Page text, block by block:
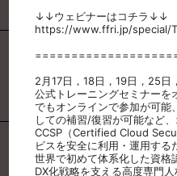
↓↓ウェビナーはコチラ↓↓
https://www.ffri.jp/special/
2月17日，18日，19日，25
公式トレーニングセミナーを
でもオンラインで参加が可能
しての補習/復習が可能など
CCSP（Certified Cloud
ビスを安全に利用・運用す
世界で初めて体系化した資格
DX化戦略を支える高度専門